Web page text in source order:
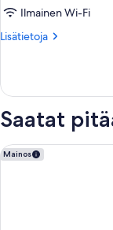
Ilmainen Wi-Fi
Lisätietoja
Lisätietoja
Bedroom
Suite
Saatat
Mainos
Grand Tuscany Hotel